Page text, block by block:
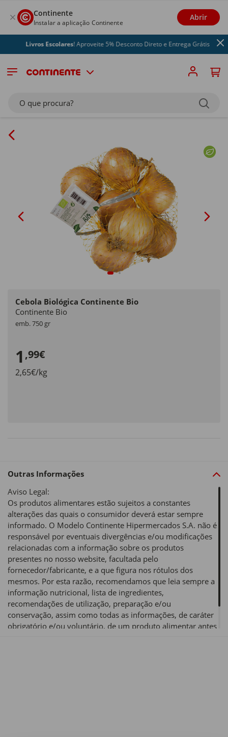
Continente
Instalar a aplicação Continente
Abrir
Livros Escolares! Aproveite 5% Desconto Direto e Entrega Grátis
O que procura?
Cebola Biológica Continente Bio
Continente Bio
emb. 750 gr
1 ,99€
2,65€/kg
Outras Informações
Aviso Legal:
Os produtos alimentares estão sujeitos a constantes
alterações das quais o consumidor deverá estar sempre
informado. O Modelo Continente Hipermercados S.A. não é
responsável por eventuais divergências e/ou modificações
relacionadas com a informação sobre os produtos
presentes no nosso website, facultada pelo
fornecedor/fabricante, e a que figura nos rótulos dos
mesmos. Por esta razão, recomendamos que leia sempre a
informação nutricional, lista de ingredientes,
recomendações de utilização, preparação e/ou
conservação, assim como todas as informações, de caráter
obrigatório e/ou voluntário, de um produto alimentar antes